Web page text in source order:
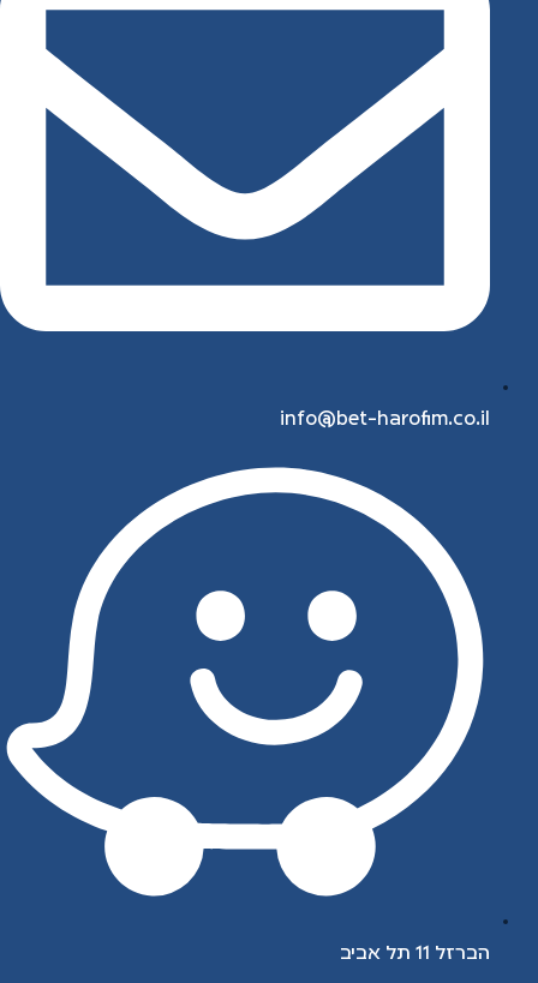
info@bet-harofim.co.il
הברזל 11 תל אביב